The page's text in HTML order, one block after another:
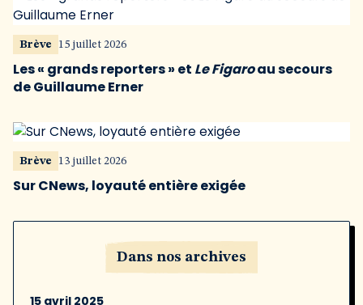
Brève 15 juillet 2026
Les « grands reporters » et Le Figaroau secours
de Guillaume Erner
Brève 13 juillet 2026
Sur CNews, loyauté entière exigée
Dans nos archives
15 avril 2025